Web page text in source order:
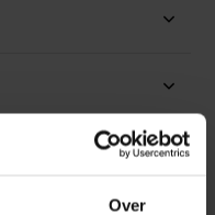
Over